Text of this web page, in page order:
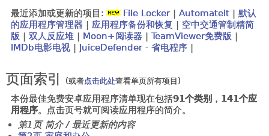
最近添加或更新的项目: File Locker| AutomateIt| 默认
的应用程序管理器 | 应用程序备份和恢复 | 空中交通管制精简
版 | 双人反应堆| Moon+阅读器 | TeamViewer免费版 |
IMDb电影电视| JuiceDefender - 省电程序|
页面索引 (或者点击此处查看单页所有项目)
本份最佳免费安卓应用程序清单现在包括91个类别 ， 141个应
用程序。点击页号就可阅读应用程序的简介。
第1页 简介 / 最近更新的内容